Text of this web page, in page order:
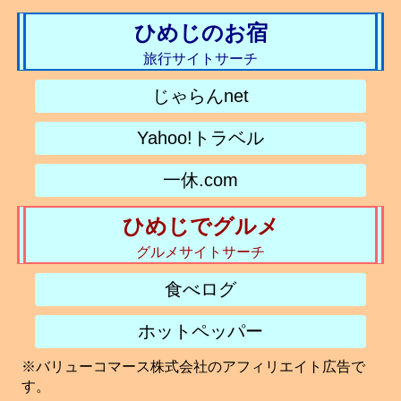
ひめじのお宿
旅行サイトサーチ
じゃらんnet
Yahoo!トラベル
一休.com
ひめじでグルメ
グルメサイトサーチ
食べログ
ホットペッパー
※バリューコマース株式会社のアフィリエイト広告で
す。